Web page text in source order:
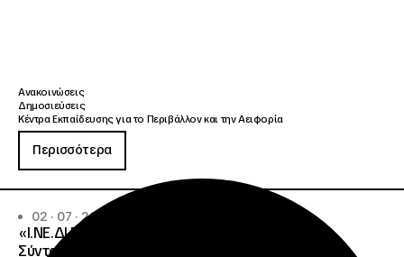
Ανακοινώσεις
Δημοσιεύσεις
Κέντρα Εκπαίδευσης για το Περιβάλλον και την Αειφορία
Περισσότερα
02 · 07 · 2026
«Ι.ΝΕ.ΔΙ.ΒΙ.Μ. και SKY express παρουσίασαν στο
Σύνταγμα τη νέα στρατηγική συνεργασία για την